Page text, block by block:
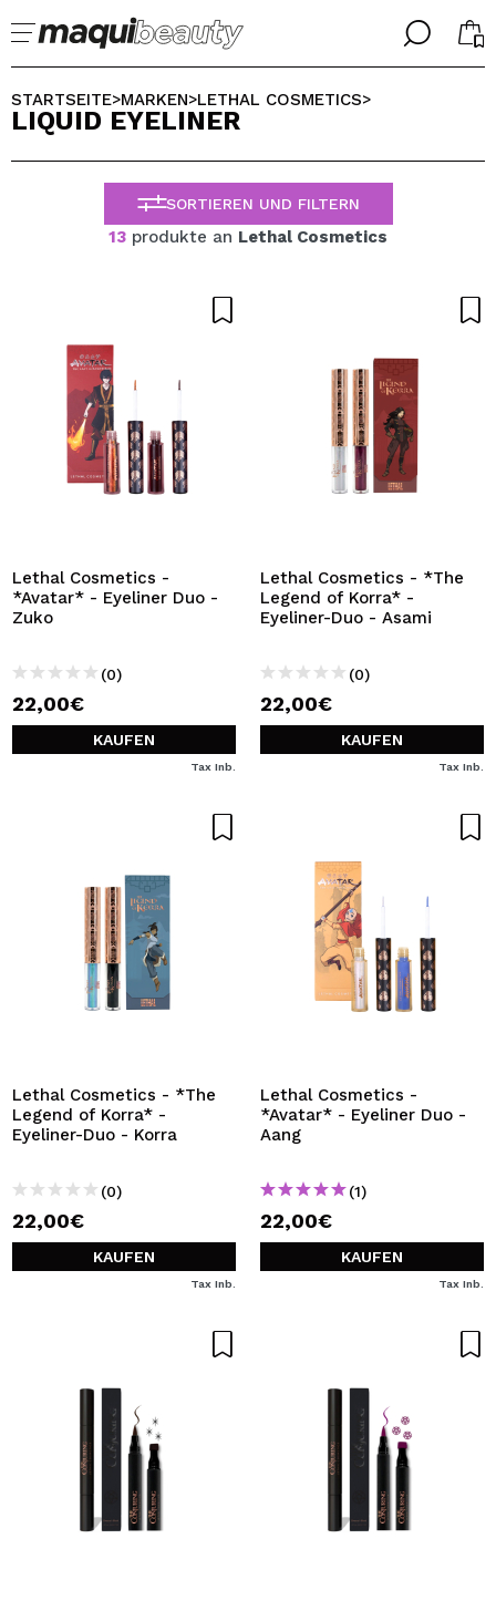
╳
Ich bin bereits #maquilover, ich habe ein Konto
Ich habe hier kein Konto
ICH MÖCHTE MICH
Durch die Erstellung eines Kontos bei Maquillalia.de
können Sie Ihre Einkäufe schnell tätigen, den Status Ihrer
Bestellungen überprüfen und Ihre bisherigen Vorgänge
BENUTZERKONTO ERSTELLEN
╳
WÄHLE DEINE SPRACHE
ALEMAN
ESPAÑOL
ENGLISH
FRANCES
STARTSEITE>MARKEN>LETHAL COSMETICS>
LIQUID EYELINER
SORTIEREN UND FILTERN
13 produkte an Lethal Cosmetics
Lethal Cosmetics -
*Avatar* - Eyeliner Duo -
Zuko
(0)
22,00€
KAUFEN
Tax Inb.
Lethal Cosmetics - *The
Legend of Korra* -
Eyeliner-Duo - Asami
(0)
22,00€
KAUFEN
Tax Inb.
Lethal Cosmetics - *The
Legend of Korra* -
Eyeliner-Duo - Korra
(0)
22,00€
KAUFEN
Tax Inb.
Lethal Cosmetics -
*Avatar* - Eyeliner Duo -
Aang
(1)
22,00€
KAUFEN
Tax Inb.